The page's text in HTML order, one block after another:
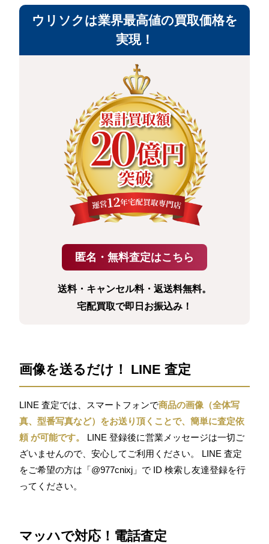
ウリソクは業界最高値の買取価格を
実現！
送料・キャンセル料・返送料無料。
宅配買取で即日お振込み！
画像を送るだけ！ LINE 査定
LINE 査定では、スマートフォンで商品の画像（全体写
真、型番写真など）をお送り頂くことで、簡単に査定依
頼 が可能です。
LINE 登録後に営業メッセージは一切ご
ざいませんので、安心してご利用ください。 LINE 査定
をご希望の方は「@977cnixj」で ID 検索し友達登録を行
ってください。
マッハで対応！電話査定